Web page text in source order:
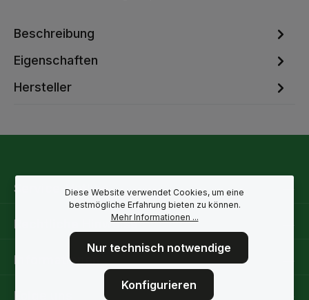
Beschreibung
Eigenschaften
Hersteller
Service-Hotline
Rechtliche Hinweise
Informationen
Folge uns
Diese Website verwendet Cookies, um eine
bestmögliche Erfahrung bieten zu können.
Mehr Informationen ...
Nur technisch notwendige
Konfigurieren